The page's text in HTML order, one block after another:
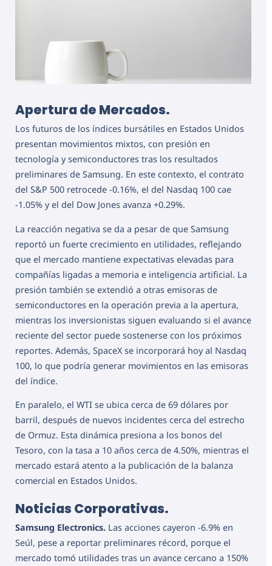
Apertura de Mercados.
Los futuros de los índices bursátiles en Estados Unidos
presentan movimientos mixtos, con presión en
tecnología y semiconductores tras los resultados
preliminares de Samsung. En este contexto, el contrato
del S&P 500 retrocede -0.16%, el del Nasdaq 100 cae
-1.05% y el del Dow Jones avanza +0.29%.
La reacción negativa se da a pesar de que Samsung
reportó un fuerte crecimiento en utilidades, reflejando
que el mercado mantiene expectativas elevadas para
compañías ligadas a memoria e inteligencia artificial. La
presión también se extendió a otras emisoras de
semiconductores en la operación previa a la apertura,
mientras los inversionistas siguen evaluando si el avance
reciente del sector puede sostenerse con los próximos
reportes. Además, SpaceX se incorporará hoy al Nasdaq
100, lo que podría generar movimientos en las emisoras
del índice.
En paralelo, el WTI se ubica cerca de 69 dólares por
barril, después de nuevos incidentes cerca del estrecho
de Ormuz. Esta dinámica presiona a los bonos del
Tesoro, con la tasa a 10 años cerca de 4.50%, mientras el
mercado estará atento a la publicación de la balanza
comercial en Estados Unidos.
Noticias Corporativas.
Samsung Electronics. Las acciones cayeron -6.9% en
Seúl, pese a reportar preliminares récord, porque el
mercado tomó utilidades tras un avance cercano a 150%